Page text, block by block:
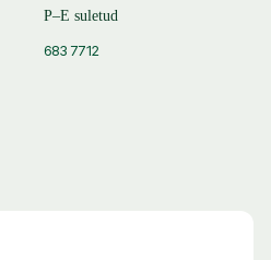
P–E suletud
683 7712